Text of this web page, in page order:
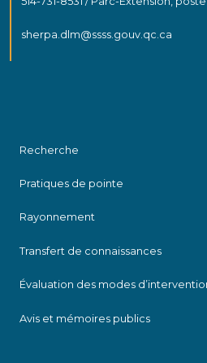
sherpa.dlm@ssss.gouv.qc.ca
Recherche
Pratiques de pointe
Rayonnement
Transfert de connaissances
Évaluation des modes
Avis et mémoires publics